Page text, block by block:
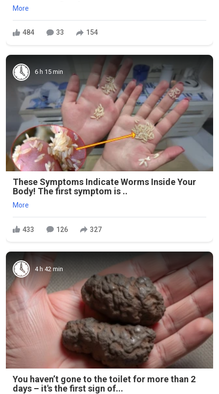
More
484 33 154
6 h 15 min
These Symptoms Indicate Worms Inside Your
Body! The first symptom is ..
More
433 126 327
4 h 42 min
You haven’t gone to the toilet for more than 2
days – it's the first sign of...